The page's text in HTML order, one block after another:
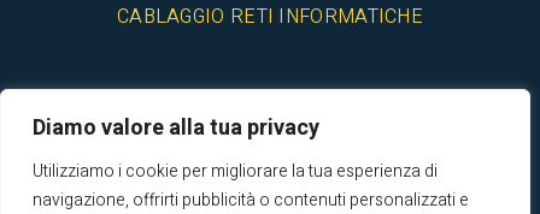
Diamo valore alla tua privacy
Utilizziamo i cookie per migliorare la tua esperienza di
navigazione, offrirti pubblicità o contenuti personalizzati e
CABLAGGIO RETI INFORMATICHE
© 2025 Elettro Liguria Srl - Impianti elettrici Genova- P.iva